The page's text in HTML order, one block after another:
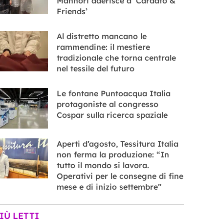
Friends’
Al distretto mancano le
rammendine: il mestiere
tradizionale che torna centrale
nel tessile del futuro
Le fontane Puntoacqua Italia
protagoniste al congresso
Cospar sulla ricerca spaziale
Aperti d’agosto, Tessitura Italia
non ferma la produzione: “In
tutto il mondo si lavora.
Operativi per le consegne di fine
mese e di inizio settembre”
LETTI